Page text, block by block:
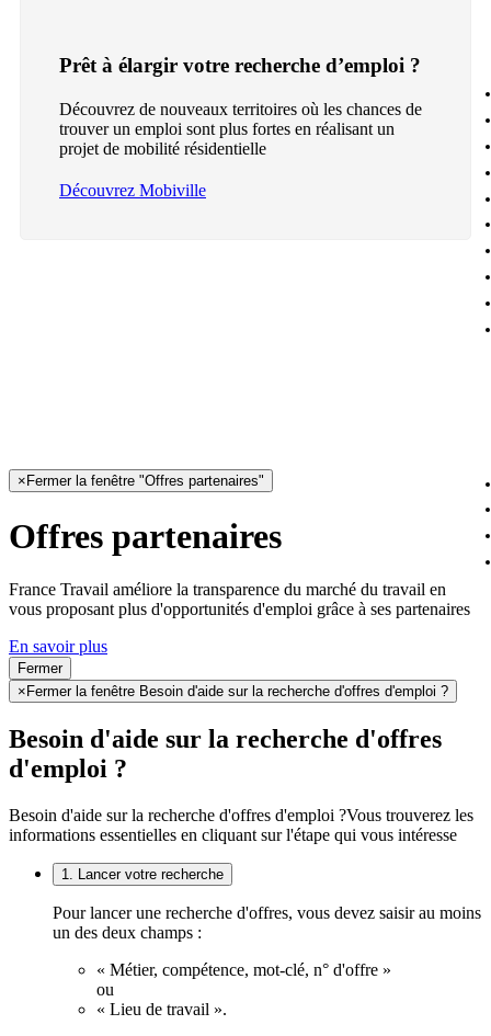
Prêt à élargir votre recherche d’emploi ?
Découvrez de nouveaux territoires où les chances de
trouver un emploi sont plus fortes en réalisant un
projet de mobilité résidentielle
Découvrez Mobiville
× Fermer la fenêtre "Offres partenaires"
Offres partenaires
France Travail améliore la transparence du marché du travail en
vous proposant plus d'opportunités d'emploi grâce à ses partenaires
En savoir plus
Fermer
× Fermer la fenêtre Besoin d'aide sur la recherche d'offres d'emploi ?
Besoin d'aide sur la recherche d'offres
d'emploi ?
Besoin d'aide sur la recherche d'offres d'emploi ?Vous trouverez les
informations essentielles en cliquant sur l'étape qui vous intéresse
1. Lancer votre recherche
Pour lancer une recherche d'offres, vous devez saisir au moins
un des deux champs :
« Métier, compétence, mot-clé, n° d'offre »
ou
« Lieu de travail ».